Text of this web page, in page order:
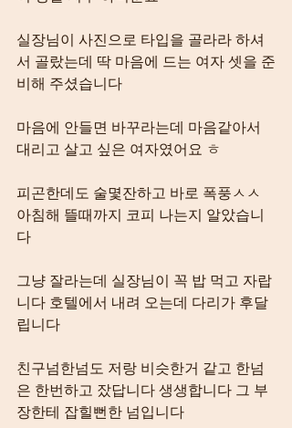
실장님이 사진으로 타입을 골라라 하셔
서 골랐는데 딱 마음에 드는 여자 셋을 준
비해 주셨습니다
마음에 안들면 바꾸라는데 마음같아서
대리고 살고 싶은 여자였어요 ㅎ
피곤한데도 술몇잔하고 바로 폭풍ㅅㅅ
아침해 뜰때까지 코피 나는지 알았습니
다
그냥 잘라는데 실장님이 꼭 밥 먹고 자랍
니다 호텔에서 내려 오는데 다리가 후달
립니다
친구넘한넘도 저랑 비슷한거 같고 한넘
은 한번하고 잤답니다 생생합니다 그 부
장한테 잡힐뻔한 넘입니다